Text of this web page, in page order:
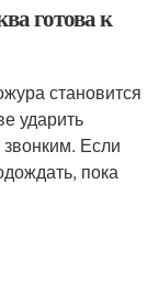
готова к
становится
ударить
Если
пока